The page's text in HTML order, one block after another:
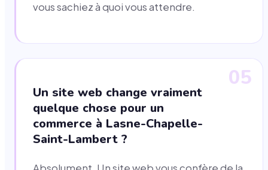
vous sachiez à quoi vous attendre.
05
Un site web change vraiment
quelque chose pour un
commerce à Lasne-Chapelle-
Saint-Lambert ?